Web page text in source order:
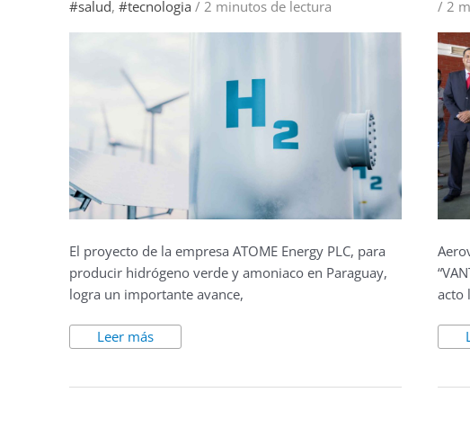
#salud, #tecnologia / 2 minutos de lectura
El proyecto de la empresa ATOME Energy PLC, para
producir hidrógeno verde y amoniaco en Paraguay,
logra un importante avance,
Leer más
/ 2
acto